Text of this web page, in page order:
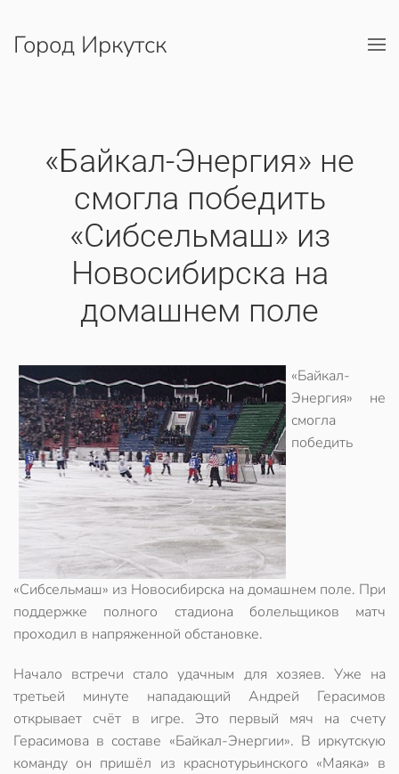
Перейти к содержимому
Город Иркутск
«Байкал-Энергия» не
смогла победить
«Сибсельмаш» из
Новосибирска на
домашнем поле
«Байкал-
Энергия» не
смогла
победить
«Сибсельмаш» из Новосибирска на домашнем поле. При
поддержке полного стадиона болельщиков матч
проходил в напряженной обстановке.
Начало встречи стало удачным для хозяев. Уже на
третьей минуте нападающий Андрей Герасимов
открывает счёт в игре. Это первый мяч на счету
Герасимова в составе «Байкал-Энергии». В иркутскую
команду он пришёл из краснотурьинского «Маяка» в